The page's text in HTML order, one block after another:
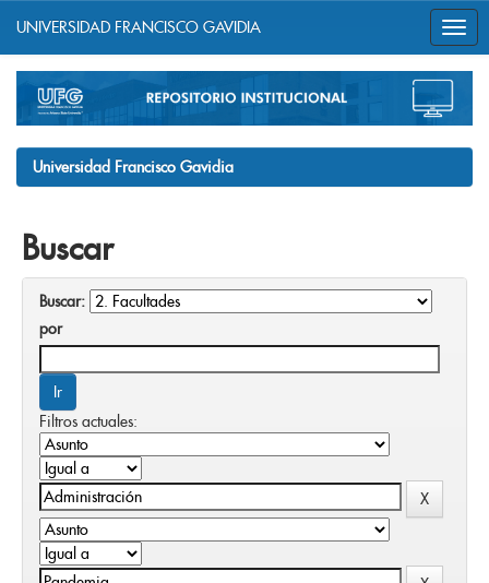
navigation
UNIVERSIDAD FRANCISCO GAVIDIA
Universidad Francisco Gavidia
Buscar
Buscar:
por
Filtros actuales: